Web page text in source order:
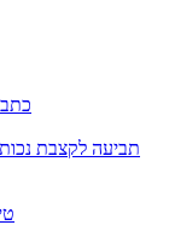
כתב
תביעה לקצבת נכות
7